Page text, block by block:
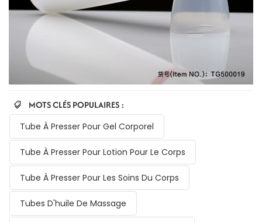
MOTS CLÉS POPULAIRES :
Tube À Presser Pour Gel Corporel
Tube À Presser Pour Lotion Pour Le Corps
Tube À Presser Pour Les Soins Du Corps
Tubes D'huile De Massage